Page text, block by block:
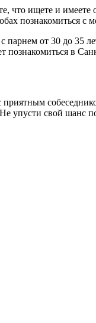
что ищете и
познакомиться c
от 30 до 35
познакомиться в
упусти свой шанс